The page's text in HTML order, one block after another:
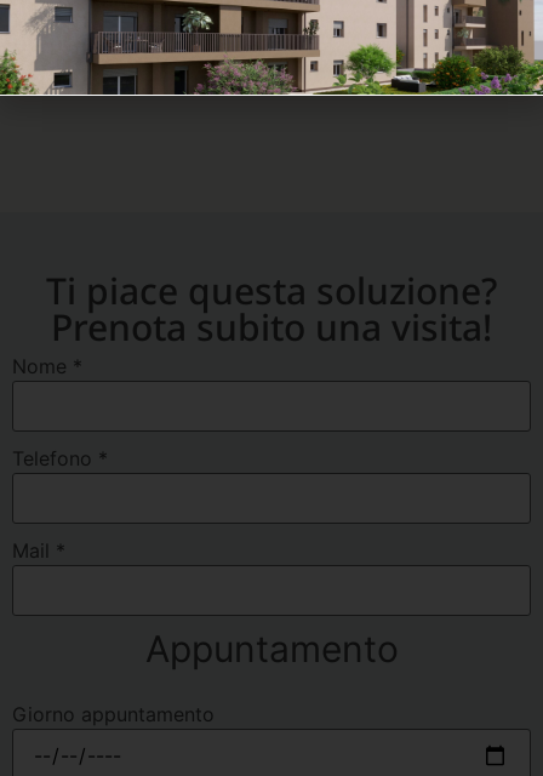
Ti piace questa soluzione?
Prenota subito una visita!
Nome *
Telefono *
Mail *
Appuntamento
Giorno appuntamento